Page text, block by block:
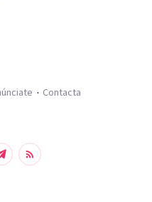
Contacta